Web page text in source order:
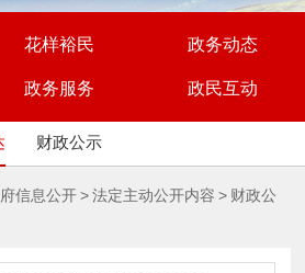
花样裕民 政务动态
政务服务 政民互动
财政公示
信息公开 > 法定主动公开内容 > 财政公